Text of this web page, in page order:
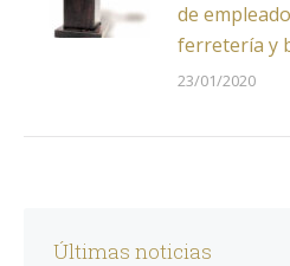
de
ferretería y
23/01/2020
Últimas noticias